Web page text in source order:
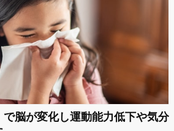
で脳が変化し運動能力低下や気分